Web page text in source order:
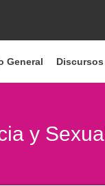
General Discursos
y